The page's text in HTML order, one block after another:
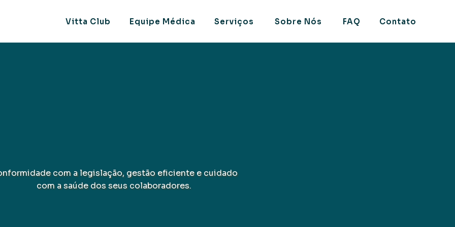
Vitta Club Equipe Médica Serviços Sobre Nós FAQ Contato
com a legislação, gestão eficiente e cuidado
com a saúde dos seus colaboradores.